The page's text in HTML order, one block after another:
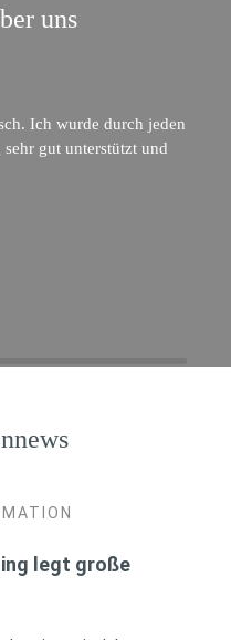
uns
Ich wurde durch jeden
gut unterstützt und
legt große